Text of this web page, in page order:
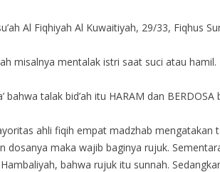
Al Fiqhiyah Al Kuwaitiyah, 29/33, Fiqhus
misalnya mentalak istri saat suci atau
bahwa talak bid’ah itu HARAM dan BERDOSA
ahli fiqih empat madzhab mengatakan
dosanya maka wajib baginya rujuk.
Hambaliyah, bahwa rujuk itu sunnah.